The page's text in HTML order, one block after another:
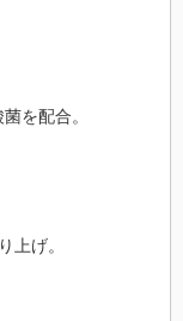
を配合。
上げ。